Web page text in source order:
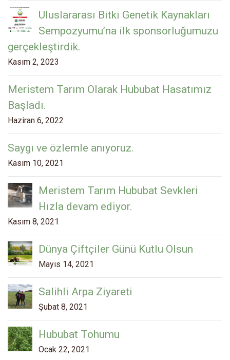
Uluslararası Bitki Genetik Kaynakları
Sempozyumu’na ilk sponsorluğumuzu
gerçekleştirdik.
Kasım 2, 2023
Meristem Tarım Olarak Hububat Hasatımız
Başladı.
Haziran 6, 2022
Saygı ve özlemle anıyoruz.
Kasım 10, 2021
Meristem Tarım Hububat Sevkleri
Hızla devam ediyor.
Kasım 8, 2021
Dünya Çiftçiler Günü Kutlu Olsun
Mayıs 14, 2021
Salihli Arpa Ziyareti
Şubat 8, 2021
Hububat Tohumu
Ocak 22, 2021